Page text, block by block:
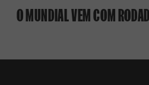
O MUNDIAL VEM COM